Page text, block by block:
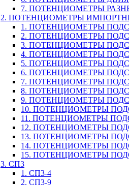
7. ПОТЕНЦИОМЕТРЫ
2. ПОТЕНЦИОМЕТРЫ
1. ПОТЕНЦИОМЕТРЫ
2. ПОТЕНЦИОМЕТРЫ
3. ПОТЕНЦИОМЕТРЫ
4. ПОТЕНЦИОМЕТРЫ
5. ПОТЕНЦИОМЕТРЫ
6. ПОТЕНЦИОМЕТРЫ
7. ПОТЕНЦИОМЕТРЫ
8. ПОТЕНЦИОМЕТРЫ
9. ПОТЕНЦИОМЕТРЫ
10. ПОТЕНЦИОМЕТРЫ
11. ПОТЕНЦИОМЕТРЫ
12. ПОТЕНЦИОМЕТРЫ
13. ПОТЕНЦИОМЕТРЫ
14. ПОТЕНЦИОМЕТРЫ
15. ПОТЕНЦИОМЕТРЫ
3. СП3
1. СП3-4
2. СП3-9